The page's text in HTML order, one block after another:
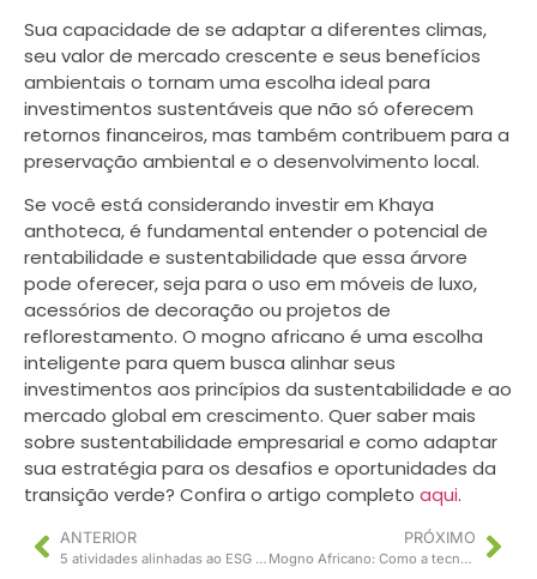
Sua capacidade de se adaptar a diferentes climas,
seu valor de mercado crescente e seus benefícios
ambientais o tornam uma escolha ideal para
investimentos sustentáveis que não só oferecem
retornos financeiros, mas também contribuem para a
preservação ambiental e o desenvolvimento local.
Se você está considerando investir em Khaya
anthoteca, é fundamental entender o potencial de
rentabilidade e sustentabilidade que essa árvore
pode oferecer, seja para o uso em móveis de luxo,
acessórios de decoração ou projetos de
reflorestamento. O mogno africano é uma escolha
inteligente para quem busca alinhar seus
investimentos aos princípios da sustentabilidade e ao
mercado global em crescimento. Quer saber mais
sobre sustentabilidade empresarial e como adaptar
sua estratégia para os desafios e oportunidades da
transição verde? Confira o artigo completo aqui.
ANTERIOR
5 atividades alinhadas ao ESG que geram créditos de carbono. Confira!
PRÓXIMO
Mogno Africano: Como a tecnologia está transformando o cultivo